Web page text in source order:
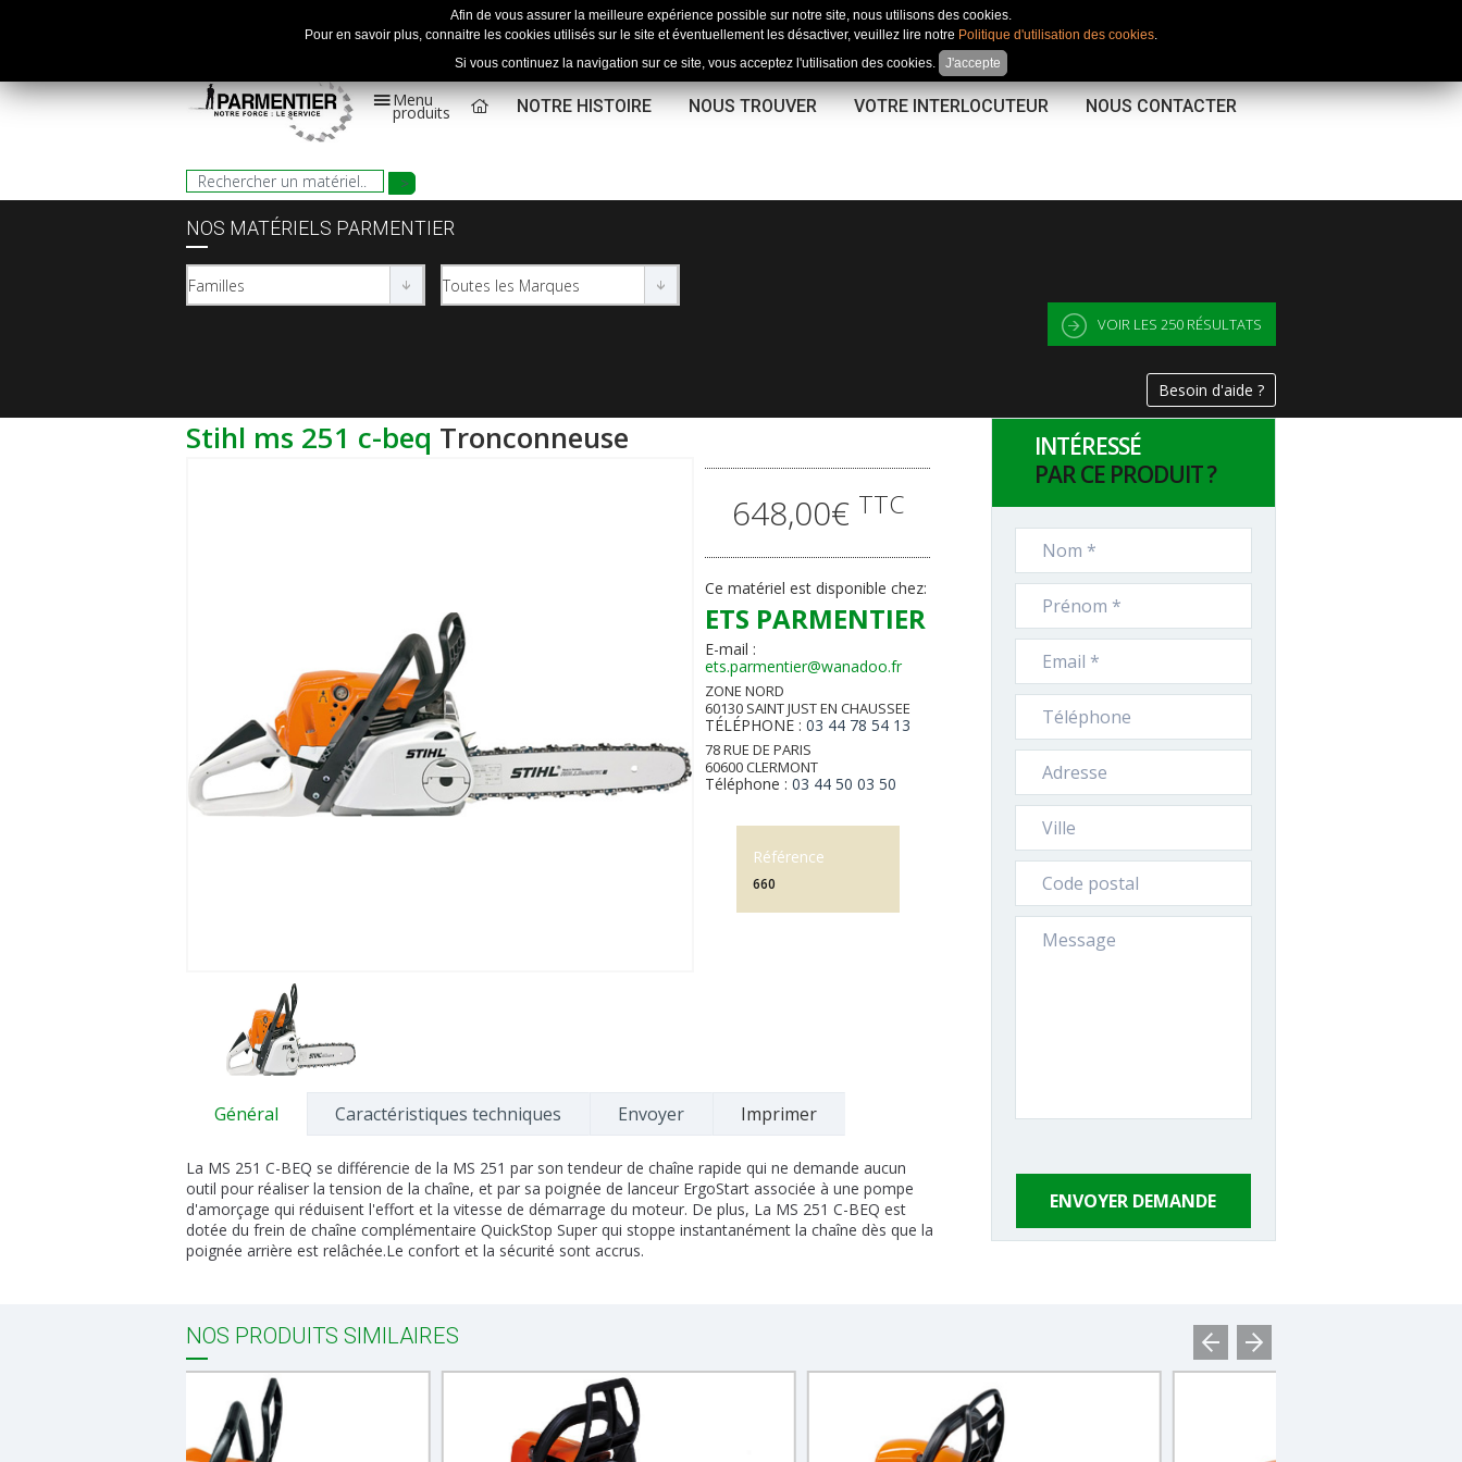
Afin de vous assurer la meilleure expérience possible sur notre site, nous utilisons des cookies.
Pour en savoir plus, connaitre les cookies utilisés sur le site et éventuellement les désactiver, veuillez lire notre Politique d'utilisation des cookies.
Si vous continuez la navigation sur ce site, vous acceptez l'utilisation des cookies.
J'accepte
Mon compte
Menu
produits NOTRE HISTOIRE NOUS TROUVER VOTRE INTERLOCUTEUR NOUS CONTACTER
NOS MATÉRIELS PARMENTIER
VOIR LES 250RÉSULTATS
Besoin d'aide ?
stihl ms 251 c-beq tronconneuse
648,00€ TTC
Ce matériel est disponible chez:
ETS PARMENTIER
E-mail :
ets.parmentier@wanadoo.fr
ZONE NORD
60130 SAINT JUST EN CHAUSSEE
TÉLÉPHONE :03 44 78 54 13
78 RUE DE PARIS
60600 CLERMONT
Téléphone :03 44 50 03 50
Référence
660
Général Caractéristiques techniques Envoyer Imprimer
La MS 251 C-BEQ se différencie de la MS 251 par son tendeur de chaîne rapide qui ne demande aucun
outil pour réaliser la tension de la chaîne, et par sa poignée de lanceur ErgoStart associée à une pompe
d'amorçage qui réduisent l'effort et la vitesse de démarrage du moteur. De plus, La MS 251 C-BEQ est
dotée du frein de chaîne complémentaire QuickStop Super qui stoppe instantanément la chaîne dès que la
poignée arrière est relâchée.Le confort et la sécurité sont accrus.
INTÉRESSÉ
PAR CE PRODUIT ?
NOS PRODUITS SIMILAIRES